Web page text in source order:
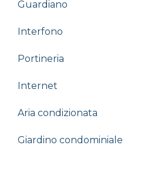
Guardiano
Interfono
Portineria
Internet
Aria condizionata
Giardino condominiale